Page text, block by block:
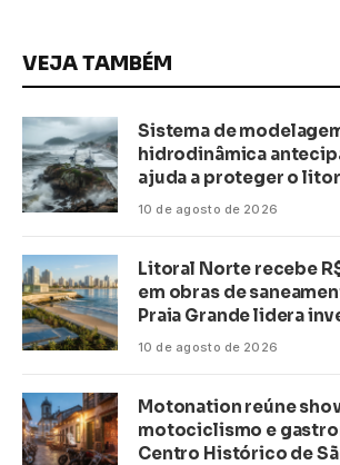
VEJA TAMBÉM
Sistema de
hidrodinâmica
ajuda a proteger o
inundações
10 de agosto de 2026
Litoral Norte recebe
em obras de
Praia Grande lidera
habitante no país
10 de agosto de 2026
Motonation reúne
motociclismo e
Centro Histórico de